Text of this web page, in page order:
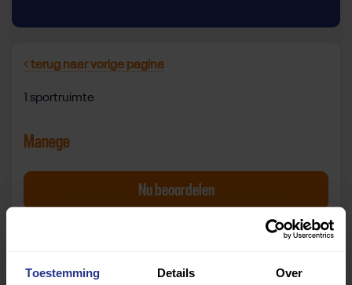
Toestemming Details Over
terug naar vorige pagina
1 sportruimte
Manege
Nu Manege Nieuwe Oranjehoeve Manege
beoordelen
van Manege Nieuwe